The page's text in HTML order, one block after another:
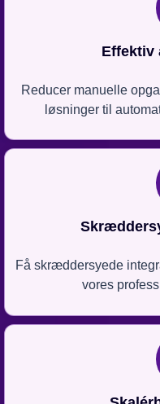
Effektiv
Reducer manuelle
løsninger til
Få skræddersyede
vores